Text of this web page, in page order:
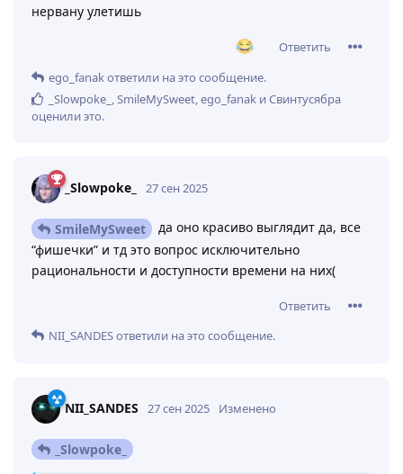
нервану улетишь
Ответить
ego_fanakответили на это сообщение.
_Slowpoke_ ,SmileMySweet,ego_fanak иСвинтусябра
оценили это.
_Slowpoke_ 27 сен 2025
SmileMySweet
да оно красиво выглядит да, все
“фишечки” и тд это вопрос исключительно
рациональности и доступности времени на них(
Ответить
NII_SANDESответили на это сообщение.
NII_SANDES 27 сен 2025 Изменено
_Slowpoke_